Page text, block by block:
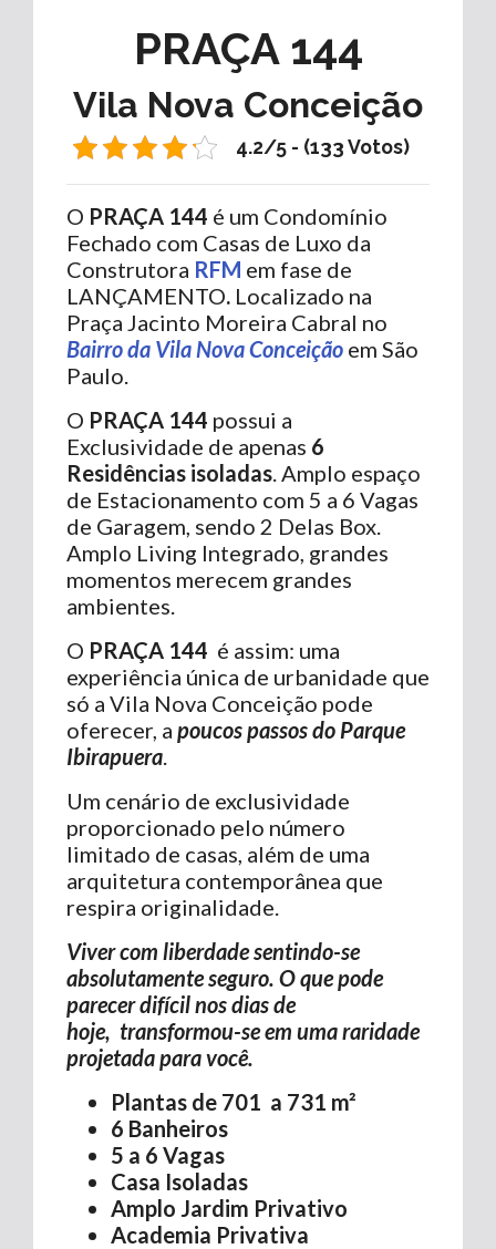
PRAÇA 144
Vila Nova Conceição
4.2/5 - (133 Votos)
O PRAÇA 144 é um Condomínio
Fechado com Casas de Luxo da
Construtora RFM em fase de
LANÇAMENTO. Localizado na
Praça Jacinto Moreira Cabral no
Bairro da Vila Nova Conceição em São
Paulo.
O PRAÇA 144 possui a
Exclusividade de apenas 6
Residências isoladas . Amplo espaço
de Estacionamento com 5 a 6 Vagas
de Garagem, sendo 2 Delas Box.
Amplo Living Integrado, grandes
momentos merecem grandes
ambientes.
O PRAÇA 144 é assim: uma
experiência única de urbanidade que
só a Vila Nova Conceição pode
oferecer, a poucos passos do Parque
Ibirapuera
Um cenário de exclusividade
proporcionado pelo número
limitado de casas, além de uma
arquitetura contemporânea que
respira originalidade.
Viver com liberdade sentindo-se
absolutamente seguro. O que pode
parecer difícil nos dias de
hoje, transformou-se em uma raridade
projetada para você.
Plantas de 701 a 731 m²
6 Banheiros
5 a 6 Vagas
Casa Isoladas
Amplo Jardim Privativo
Academia Privativa